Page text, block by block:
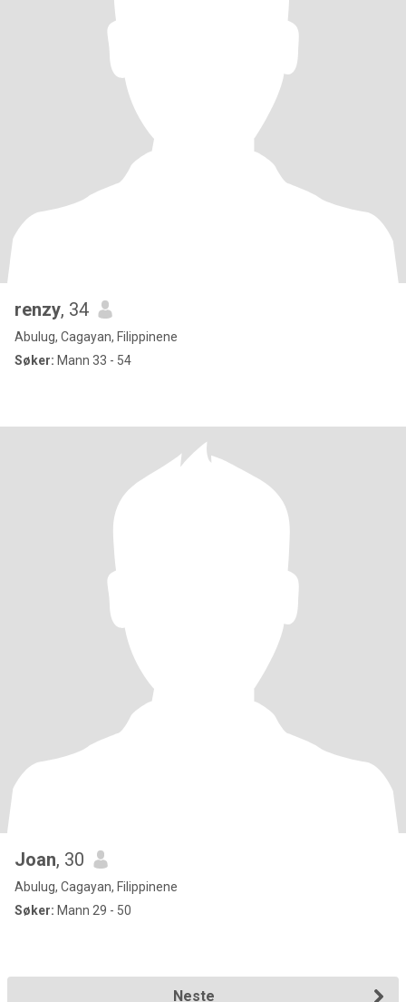
renzy, 34
Abulug, Cagayan, Filippinene
Søker: Mann 33 - 54
Joan, 30
Abulug, Cagayan, Filippinene
Søker: Mann 29 - 50
Neste